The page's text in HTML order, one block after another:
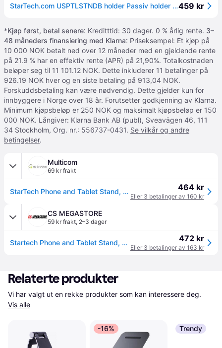
StarTech.com USPTLSTNDB holder Passiv holder Mobiltelefon/smarttelefon, Plate / UMPC Svart459 kr
*Kjøp først, betal senere: Kreditttid: 30 dager. 0 % årlig rente. 3–
48 måneders finansiering med Klarna: Priseksempel: Et kjøp på
10 000 NOK betalt ned over 12 måneder med en gjeldende rente
på 21.9 % har en effektiv rente (APR) på 21,90%. Totalkostnaden
beløper seg til 11 101.12 NOK. Dette inkluderer 11 betalinger på
926.19 NOK hver og en siste betaling på 913,04 NOK.
Forskuddsbetaling kan være nødvendig. Dette gjelder kun for
innbyggere i Norge over 18 år. Forutsetter godkjenning av Klarna.
Minimum kjøpsbeløp er 250 NOK og maksimalt kjøpsbeløp er 150
000 NOK. Långiver: Klarna Bank AB (publ), Sveavägen 46, 111
34 Stockholm, Org. nr.: 556737-0431. Se vilkår og andre
betingelser.
Multicom
69 kr frakt
StarTech Phone and Tablet Stand, Foldable Universal Mobile Device Holder for Smartphones & Tablets, Adjustable Multi-Angle Viewing Ergonomic Cell Phone Stand for Desk, Portable, Black - Foldable Phone Holder ( (USPTLSTNDB) 464 kr
Eller 3 betalinger av 160 kr
CS MEGASTORE
59 kr frakt, 2–3 dager
Startech Phone and Tablet Stand, Foldable Universal Mobile Device Holder for Smartphones & Tablets, Adjustable Multi-Angle Viewing Ergonomic Cell Phone Stand for Desk, Portable, Black - Foldable Phone Holder (USPTLSTNDB) - Skrivebordsstativ for mobiltelefon, nettbrett - inntil 13 - svart - for P/N: DK30CHPH 472 kr
Eller 3 betalinger av 163 kr
Relaterte produkter
Vis alle
-16% Trendy